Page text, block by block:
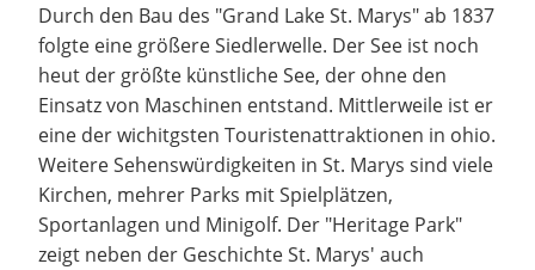
Durch den Bau des "Grand Lake St. Marys" ab 1837
folgte eine größere Siedlerwelle. Der See ist noch
heut der größte künstliche See, der ohne den
Einsatz von Maschinen entstand. Mittlerweile ist er
eine der wichitgsten Touristenattraktionen in ohio.
Weitere Sehenswürdigkeiten in St. Marys sind viele
Kirchen, mehrer Parks mit Spielplätzen,
Sportanlagen und Minigolf. Der "Heritage Park"
zeigt neben der Geschichte St. Marys' auch